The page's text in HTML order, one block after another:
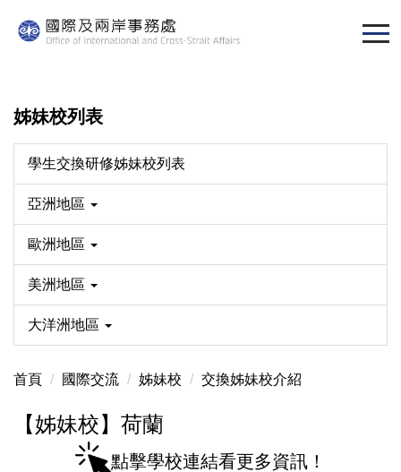
到
容
區
姊妹校列表
學生交換研修姊妹校列表
亞洲地區
歐洲地區
美洲地區
大洋洲地區
首頁 國際交流 姊妹校 交換姊妹校介紹
【姊妹校】荷蘭
點擊學校連結看更多資訊！